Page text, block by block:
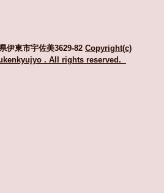
伊東市宇佐美3629-82 Copyright(c)
. All rights reserved.